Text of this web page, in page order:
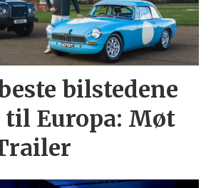
bilstedene
Europa: Møt